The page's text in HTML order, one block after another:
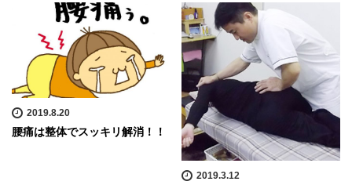
2019.8.20
腰痛は整体でスッキリ解消！！
2019.3.12